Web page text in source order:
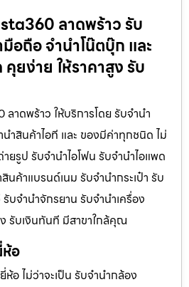
ลาดพร้าว รับ
อถือ จำนำโน๊ตบุ๊ก และ
ยง่าย ให้ราคาสูง รับ
าดพร้าว ให้บริการโดย รับจํานํา
าสินค้าไอที และ ของมีค่าทุกชนิด ไม่
ยรูป รับจํานําไอโฟน รับจํานําไอแพด
ค้าแบรนด์เนม รับจํานํากระเป๋า รับ
บจํานําจักรยาน รับจํานําเครื่อง
รับเงินทันที มีสาขาใกล้คุณ
อ
อ ไม่ว่าจะเป็น รับจำนำกล้อง